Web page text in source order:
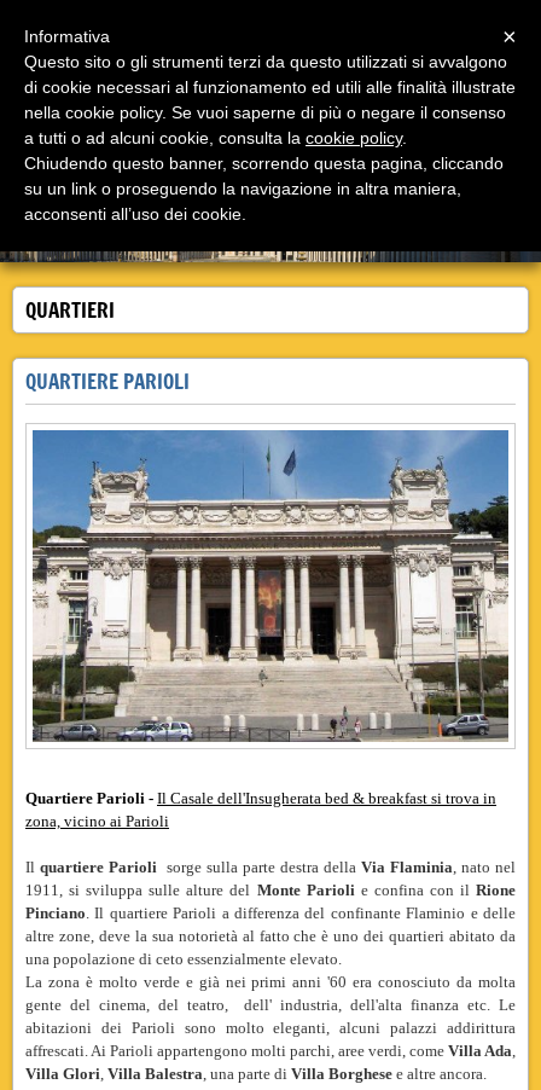
Casale Insugherata B&B Roma
Il bed and breakfast Casale Insugherata è a Roma in
via Cassia, unico nel suo genere!
QUARTIERI
QUARTIERE PARIOLI
Quartiere Parioli - Il Casale dell'Insugherata bed & breakfast si trova in
zona, vicino ai Parioli
Il quartiere Parioli sorge sulla parte destra della Via Flaminia, nato nel
1911, si sviluppa sulle alture del Monte Pariolie confina con ilRione
Pinciano. Il quartiere Parioli a differenza del confinante Flaminio e delle
altre zone, deve la sua notorietà al fatto che è uno dei quartieri abitato da
una popolazione di ceto essenzialmente elevato.
La zona è molto verde e già nei primi anni '60 era conosciuto da molta
gente del cinema, del teatro, dell' industria, dell'alta finanza etc. Le
abitazioni dei Parioli sono molto eleganti, alcuni palazzi addirittura
affrescati. Ai Parioli appartengono molti parchi, aree verdi, come Villa Ada,
Villa Glori, Villa Balestra, una parte di Villa Borghese e altre ancora.
×
Informativa
Questo sito o gli strumenti terzi da questo utilizzati si avvalgono
di cookie necessari al funzionamento ed utili alle finalità illustrate
nella cookie policy. Se vuoi saperne di più o negare il consenso
a tutti o ad alcuni cookie, consulta la cookie policy.
Chiudendo questo banner, scorrendo questa pagina, cliccando
su un link o proseguendo la navigazione in altra maniera,
acconsenti all’uso dei cookie.